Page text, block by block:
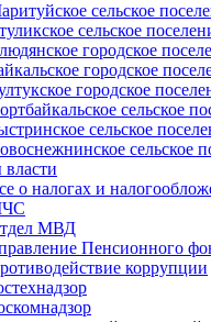
сельское
сельское
городское
городское
городское
сельское
сельское
сельское
о налогах и
МВД
Пенсионного
коррупции